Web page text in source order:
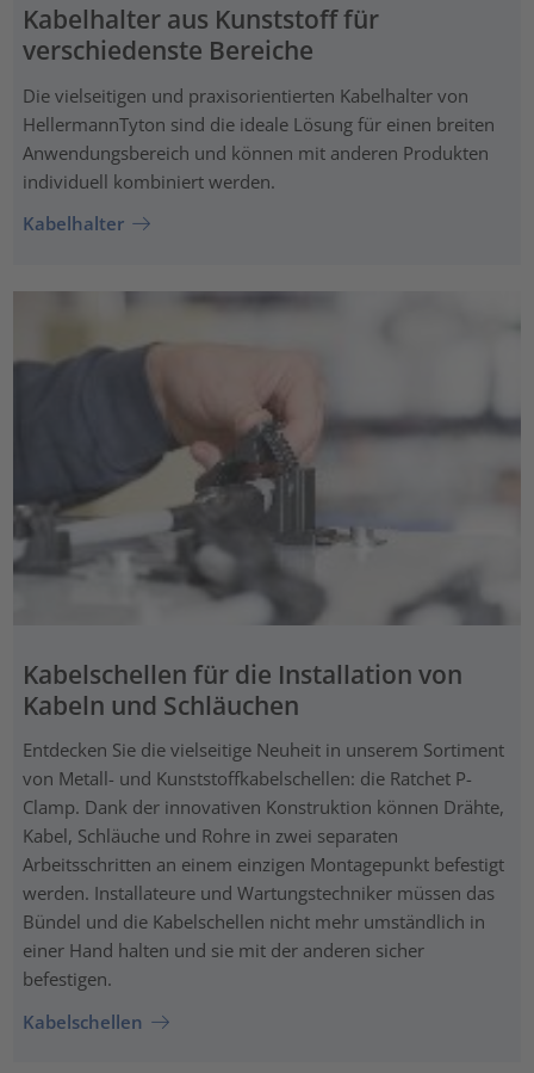
Kabelhalter aus Kunststoff für
verschiedenste Bereiche
Die vielseitigen und praxisorientierten Kabelhalter von
HellermannTyton sind die ideale Lösung für einen breiten
Anwendungsbereich und können mit anderen Produkten
individuell kombiniert werden.
Kabelhalter
Kabelschellen für die Installation von
Kabeln und Schläuchen
Entdecken Sie die vielseitige Neuheit in unserem Sortiment
von Metall- und Kunststoffkabelschellen: die Ratchet P-
Clamp. Dank der innovativen Konstruktion können Drähte,
Kabel, Schläuche und Rohre in zwei separaten
Arbeitsschritten an einem einzigen Montagepunkt befestigt
werden. Installateure und Wartungstechniker müssen das
Bündel und die Kabelschellen nicht mehr umständlich in
einer Hand halten und sie mit der anderen sicher
befestigen.
Kabelschellen